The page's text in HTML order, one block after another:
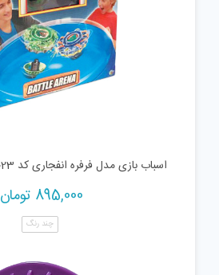
اسباب بازی مدل فرفره انفجاری کد 2023
895,000 تومان
چند رنگ